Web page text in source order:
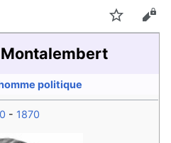
Suivre
politique
- 1870